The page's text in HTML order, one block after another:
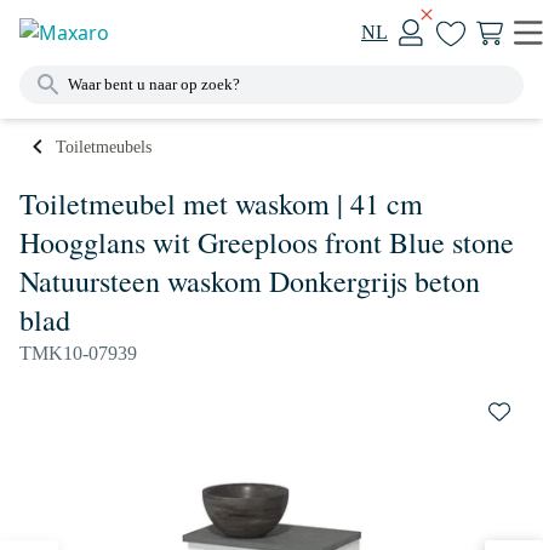
NL
Toiletmeubels
Toiletmeubel met waskom | 41 cm
Hoogglans wit Greeploos front Blue stone
Natuursteen waskom Donkergrijs beton
blad
TMK10-07939